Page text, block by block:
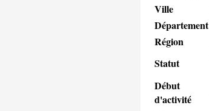
Ville
Département
Région
Statut
Début
d'activité